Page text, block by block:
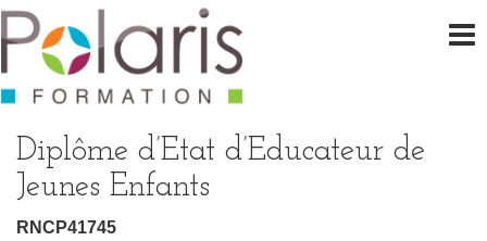
Diplôme d’Etat d’Educateur de
Jeunes Enfants
RNCP41745